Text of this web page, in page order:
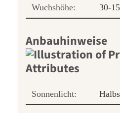
Wuchshöhe: 30-
Anbauhinweise
Sonnenlicht: